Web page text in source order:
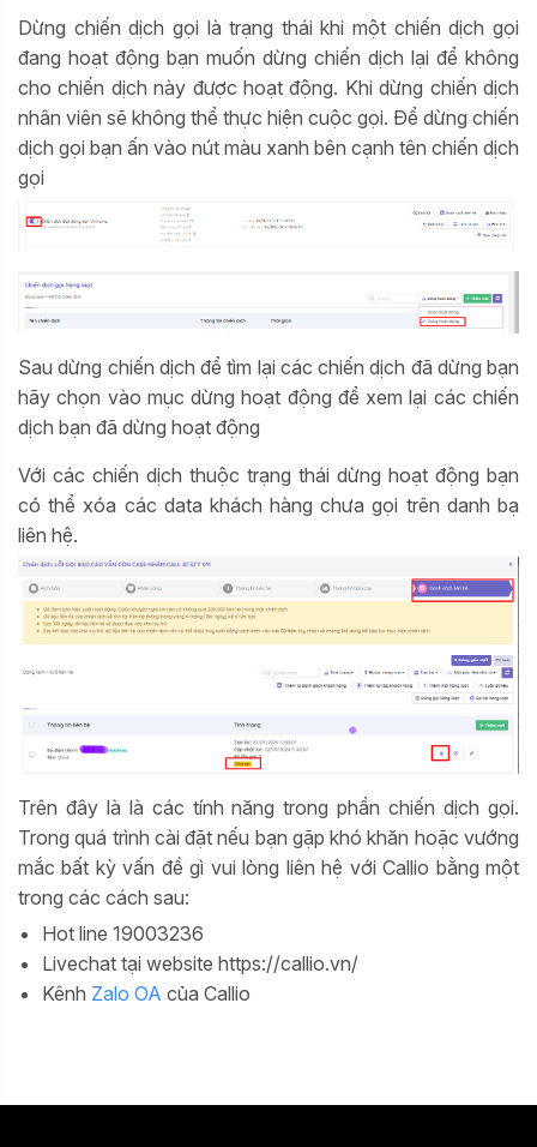
Dừng chiến dịch gọi là trạng thái khi một chiến dịch gọi
đang hoạt động bạn muốn dừng chiến dịch lại để không
cho chiến dịch này được hoạt động. Khi dừng chiến dịch
nhân viên sẽ không thể thực hiện cuộc gọi. Để dừng chiến
dịch gọi bạn ấn vào nút màu xanh bên cạnh tên chiến dịch
gọi
Sau dừng chiến dịch để tìm lại các chiến dịch đã dừng bạn
hãy chọn vào mục dừng hoạt động để xem lại các chiến
dịch bạn đã dừng hoạt động
Với các chiến dịch thuộc trạng thái dừng hoạt động bạn
có thể xóa các data khách hàng chưa gọi trên danh bạ
liên hệ.
Trên đây là là các tính năng trong phần chiến dịch gọi.
Trong quá trình cài đặt nếu bạn gặp khó khăn hoặc vướng
mắc bất kỳ vấn đề gì vui lòng liên hệ với Callio bằng một
trong các cách sau:
Hot line 19003236
Livechat tại website https://callio.vn/
Kênh Zalo OA của Callio